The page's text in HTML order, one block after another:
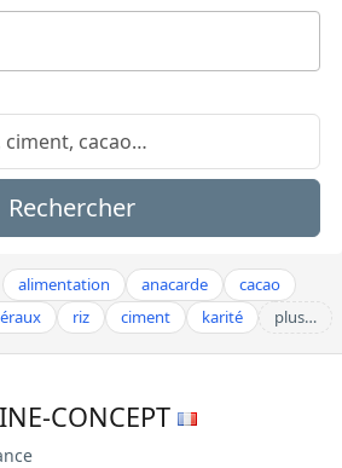
Rechercher
alimentation anacarde
cacao
riz ciment karité plus…
CONCEPT